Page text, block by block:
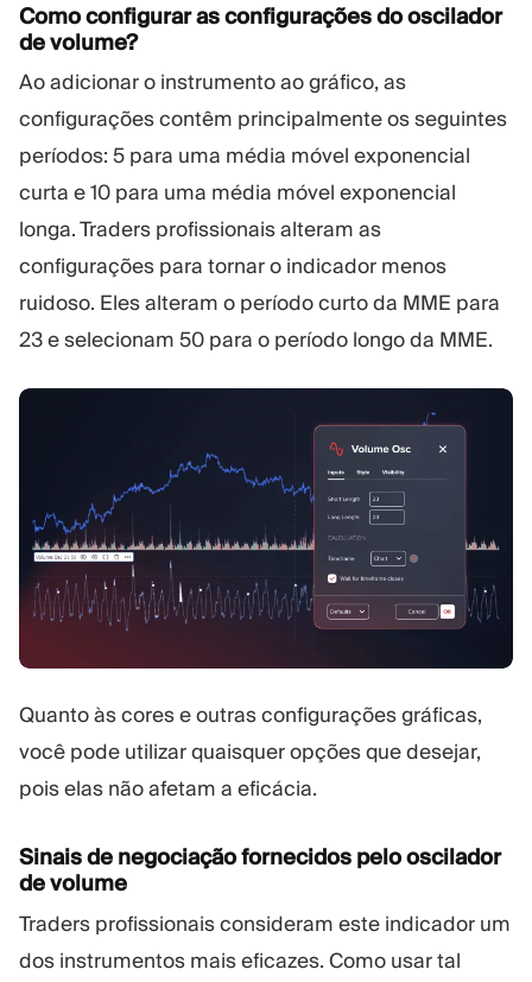
Como configurar as configurações do oscilador
de volume?
Ao adicionar o instrumento ao gráfico, as
configurações contêm principalmente os seguintes
períodos: 5 para uma média móvel exponencial
curta e 10 para uma média móvel exponencial
longa. Traders profissionais alteram as
configurações para tornar o indicador menos
ruidoso. Eles alteram o período curto da MME para
23 e selecionam 50 para o período longo da MME.
Quanto às cores e outras configurações gráficas,
você pode utilizar quaisquer opções que desejar,
pois elas não afetam a eficácia.
Sinais de negociação fornecidos pelo oscilador
de volume
Traders profissionais consideram este indicador um
dos instrumentos mais eficazes. Como usar tal